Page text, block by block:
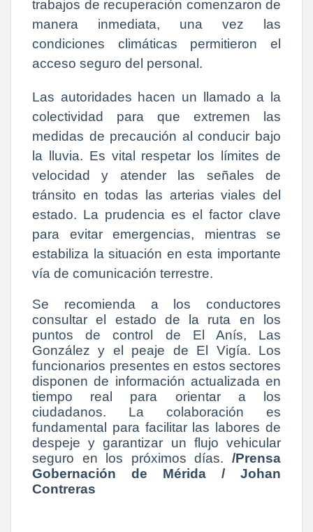
trabajos de recuperación comenzaron de
manera inmediata, una vez las
condiciones climáticas permitieron el
acceso seguro del personal.
Las autoridades hacen un llamado a la
colectividad para que extremen las
medidas de precaución al conducir bajo
la lluvia. Es vital respetar los límites de
velocidad y atender las señales de
tránsito en todas las arterias viales del
estado. La prudencia es el factor clave
para evitar emergencias, mientras se
estabiliza la situación en esta importante
vía de comunicación terrestre.
Se recomienda a los conductores
consultar el estado de la ruta en los
puntos de control de El Anís, Las
González y el peaje de El Vigía. Los
funcionarios presentes en estos sectores
disponen de información actualizada en
tiempo real para orientar a los
ciudadanos. La colaboración es
fundamental para facilitar las labores de
despeje y garantizar un flujo vehicular
seguro en los próximos días.
/Prensa
Gobernación de Mérida / Johan
Contreras